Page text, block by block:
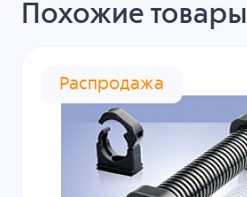
Похожие товары
Распродажа